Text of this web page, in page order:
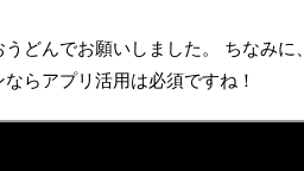
どんでお願いしました。 ちなみに
らアプリ活用は必須ですね！